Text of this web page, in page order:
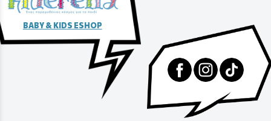
BABY & KIDS ESHOP